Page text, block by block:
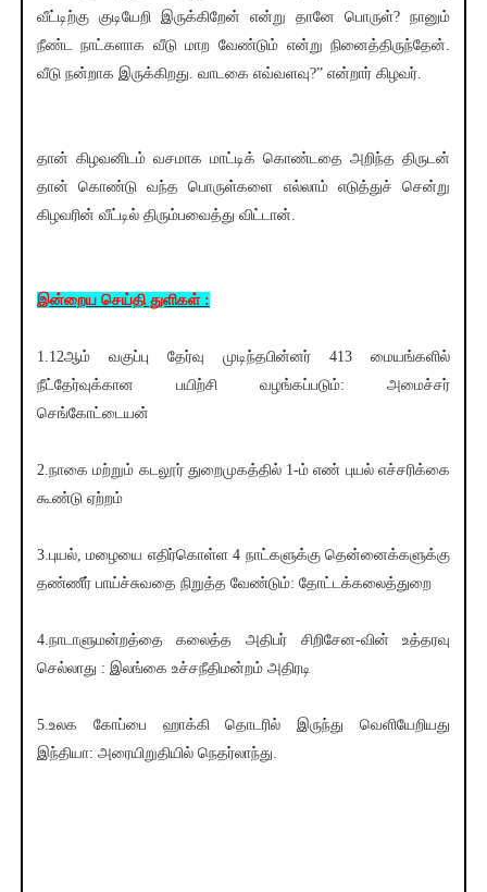
வீட்டிற்கு குடியேறி இருக்கிறேன் என்று தானே பொருள்? நானும்
நீண்ட நாட்களாக வீடு மாற வேண்டும் என்று நினைத்திருந்தேன்.
வீடு நன்றாக இருக்கிறது. வாடகை எவ்வளவு?” என்றார் கிழவர்.
தான் கிழவனிடம் வசமாக மாட்டிக் கொண்டதை அறிந்த திருடன்
தான் கொண்டு வந்த பொருள்களை எல்லாம் எடுத்துச் சென்று
கிழவரின் வீட்டில் திரும்பவைத்து விட்டான்.
இன்றைய செய்தி துளிகள் :
1.12ஆம் வகுப்பு தேர்வு முடிந்தபின்னர் 413 மையங்களில்
நீட்தேர்வுக்கான பயிற்சி வழங்கப்படும்: அமைச்சர்
செங்கோட்டையன்
2.நாகை மற்றும் கடலூர் துறைமுகத்தில் 1-ம் எண் புயல் எச்சரிக்கை
கூண்டு ஏற்றம்
3.புயல், மழையை எதிர்கொள்ள 4 நாட்களுக்கு தென்னைக்களுக்கு
தண்ணீர் பாய்ச்சுவதை நிறுத்த வேண்டும்: தோட்டக்கலைத்துறை
4.நாடாளுமன்றத்தை கலைத்த அதிபர் சிறிசேன-வின் உத்தரவு
செல்லாது : இலங்கை உச்சநீதிமன்றம் அதிரடி
5.உலக கோப்பை ஹாக்கி தொடரில் இருந்து வெளியேறியது
இந்தியா: அரையிறுதியில் நெதர்லாந்து.